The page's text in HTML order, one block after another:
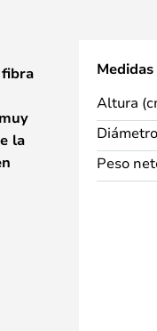
la
Medidas
Altura
Peso